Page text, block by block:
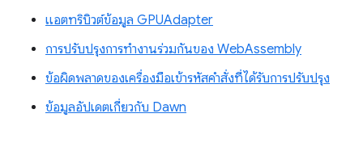
แอตทริบิวต์ข้อมูล GPUAdapter
การปรับปรุงการทำงานร่วมกันของ WebAssembly
ข้อผิดพลาดของเครื่องมือเข้ารหัสคำสั่งที่ได้รับการปรับปรุง
ข้อมูลอัปเดตเกี่ยวกับ Dawn